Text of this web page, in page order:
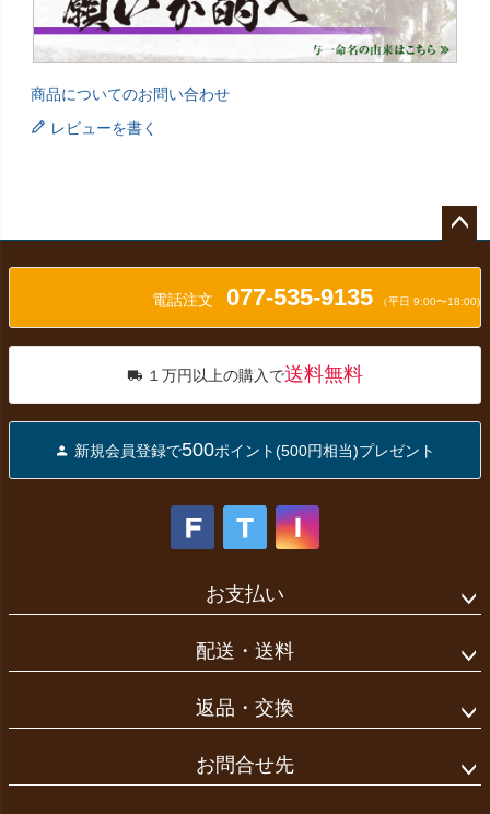
商品についてのお問い合わせ
レビューを書く
ップ
電話注文 077-535-9135 （平日 9:00〜18:00)
１万円以上の購入で送料無料
新規会員登録で500ポイント(500円相当)プレゼント
お支払い
配送・送料
返品・交換
お問合せ先